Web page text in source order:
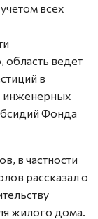
всех
область ведет
в
инженерных
Фонда
в частности
рассказал о
жилого дома.